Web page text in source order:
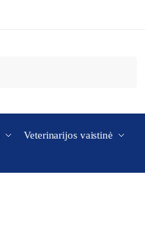
Veterinarijos vaistinė